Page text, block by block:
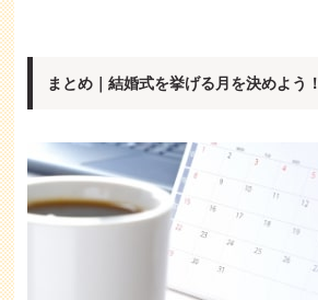
まとめ｜結婚式を挙げる月を決めよう！